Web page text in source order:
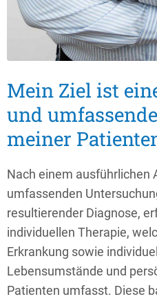
Mein Ziel ist
und
meiner
Nach einem ausführlichen
umfassenden
resultierender Diagnose,
individuellen Therapie,
Erkrankung sowie
Lebensumstände und
Patienten umfasst. Diese